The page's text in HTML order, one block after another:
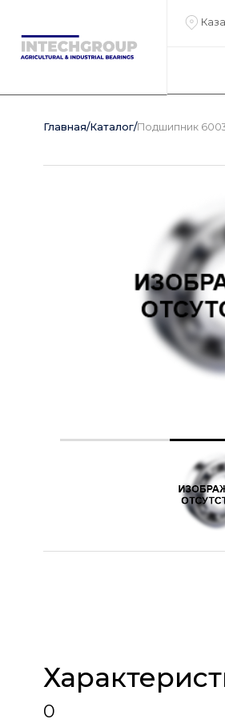
Главная/Каталог/Подшипник 6003
0